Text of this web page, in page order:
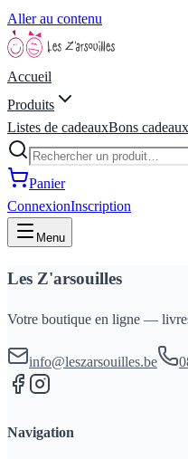
Aller au contenu
Accueil
Produits
Listes de cadeauxBons cadeaux
Panier
ConnexionInscription
Menu
Les Z'arsouilles
Votre boutique en ligne —
info@leszarsouilles.be
Navigation